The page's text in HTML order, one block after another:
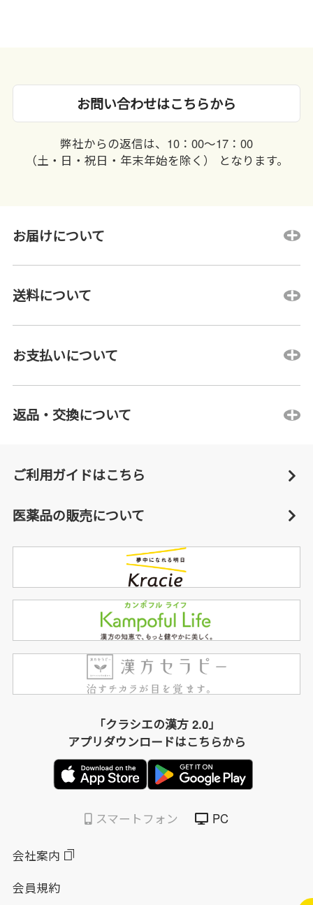
お問い合わせはこちらから
弊社からの返信は、10：00〜17：00
（土・日・祝日・年末年始を除く） となります。
お届けについて
送料について
お支払いについて
返品・交換について
ご利用ガイドはこちら
医薬品の販売について
「クラシエの漢方 2.0」
アプリダウンロードはこちらから
スマートフォン PC
会社案内
会員規約